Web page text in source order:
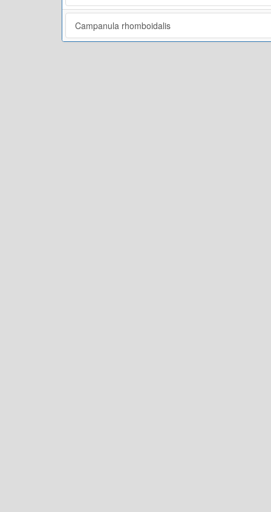
Campanula rhomboidalis